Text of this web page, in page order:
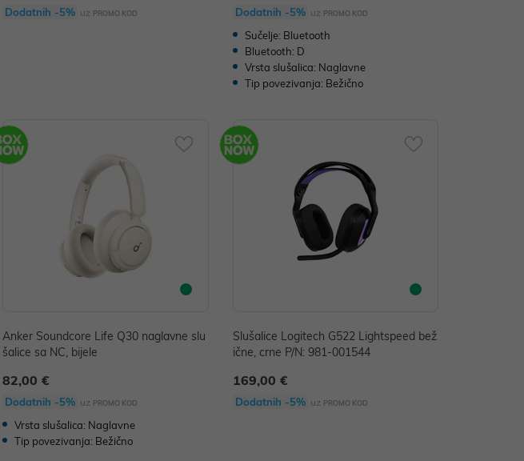
Dodatnih -5% uz PROMO KOD Dodatnih -5% uz PROMO KOD
Sučelje: Bluetooth
Bluetooth: D
Vrsta slušalica: Naglavne
Tip povezivanja: Bežično
Anker Soundcore Life Q30 naglavne slu
šalice sa NC, bijele
82,00 €
Dodatnih -5% uz PROMO KOD
Vrsta slušalica: Naglavne
Tip povezivanja: Bežično
Slušalice Logitech G522 Lightspeed bež
ične, crne P/N: 981-001544
169,00 €
Dodatnih -5% uz PROMO KOD